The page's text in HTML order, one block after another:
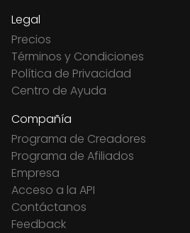
Legal
Precios
Términos y Condiciones
Política de Privacidad
Centro de Ayuda
Compañía
Programa de Creadores
Programa de Afiliados
Empresa
Acceso a la API
Contáctanos
Feedback